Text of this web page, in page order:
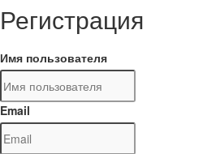
Регистрация
Имя пользователя
Email